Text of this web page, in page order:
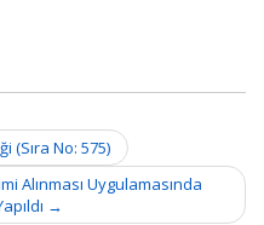
(Sıra No: 575)
Alınması Uygulamasında
→